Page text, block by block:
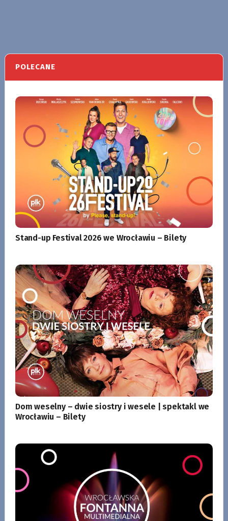
POLECANE
Stand-up Festival 2026 we Wrocławiu – Bilety
Dom weselny – dwie siostry i wesele | spektakl we
Wrocławiu – Bilety